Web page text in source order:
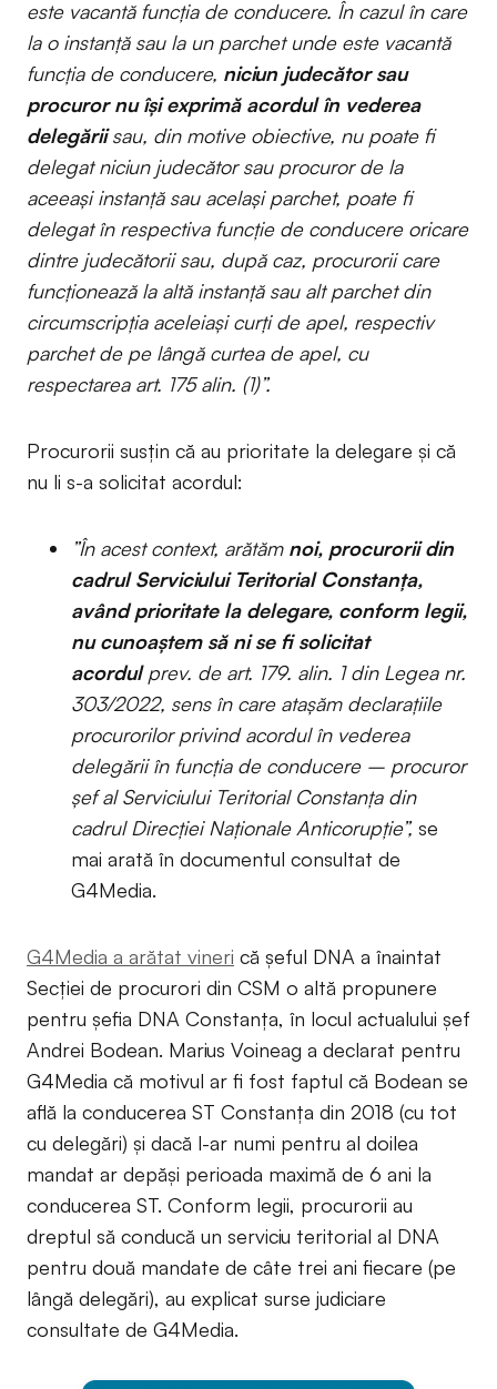
este vacantă funcţia de conducere. În cazul în care
la o instanţă sau la un parchet unde este vacantă
funcţia de conducere, niciun judecător sau
procuror nu îşi exprimă acordul în vederea
delegăriisau, din motive obiective, nu poate fi
delegat niciun judecător sau procuror de la
aceeaşi instanţă sau acelaşi parchet, poate fi
delegat în respectiva funcţie de conducere oricare
dintre judecătorii sau, după caz, procurorii care
funcţionează la altă instanţă sau alt parchet din
circumscripţia aceleiaşi curţi de apel, respectiv
parchet de pe lângă curtea de apel, cu
respectarea art. 175 alin. (1)”.
Procurorii susțin că au prioritate la delegare și că
nu li s-a solicitat acordul:
”În acest context, arătăm noi, procurorii din
cadrul Serviciului Teritorial Constanța,
având prioritate la delegare, conform legii,
nu cunoaștem să ni se fi solicitat
acordulprev. de art. 179. alin. 1 din Legea nr.
303/2022, sens în care atașăm declarațiile
procurorilor privind acordul în vederea
delegării în funcția de conducere – procuror
șef al Serviciului Teritorial Constanța din
cadrul Direcției Naționale Anticorupție”, se
mai arată în documentul consultat de
G4Media.
G4Media a arătat vineri că șeful DNA a înaintat
Secției de procurori din CSM o altă propunere
pentru șefia DNA Constanța, în locul actualului șef
Andrei Bodean. Marius Voineag a declarat pentru
G4Media că motivul ar fi fost faptul că Bodean se
află la conducerea ST Constanța din 2018 (cu tot
cu delegări) și dacă l-ar numi pentru al doilea
mandat ar depăși perioada maximă de 6 ani la
conducerea ST. Conform legii, procurorii au
dreptul să conducă un serviciu teritorial al DNA
pentru două mandate de câte trei ani fiecare (pe
lângă delegări), au explicat surse judiciare
consultate de G4Media.